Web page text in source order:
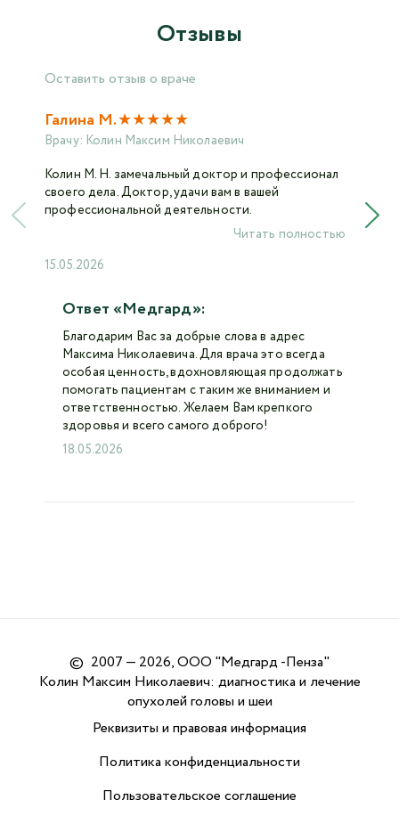
Отзывы
Оставить отзыв о враче
Галина М.★★★★★
Врачу: Колин Максим Николаевич
Колин М. Н. замечальный доктор и профессионал
своего дела. Доктор, удачи вам в вашей
профессиональной деятельности.
15.05.2026
Читать полностью
Ответ «Медгард»:
Благодарим Вас за добрые слова в адрес
Максима Николаевича. Для врача это всегда
особая ценность, вдохновляющая продолжать
помогать пациентам с таким же вниманием и
ответственностью. Желаем Вам крепкого
здоровья и всего самого доброго!
18.05.2026
© 2007 — 2026, ООО "Медгард -Пенза"
Колин Максим Николаевич: диагностика и лечение
опухолей головы и шеи
Реквизиты и правовая информация
Политика конфиденциальности
Пользовательское соглашение